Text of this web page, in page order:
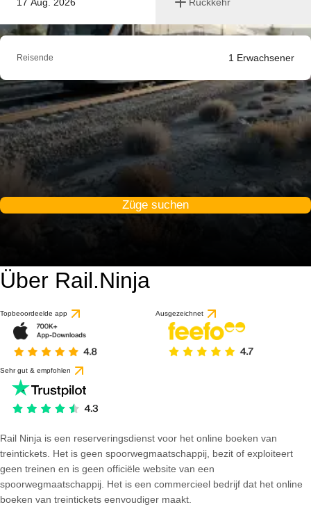
Reisende 1 Erwachsener
Züge suchen
Über Rail.Ninja
Topbeoordeelde app Ausgezeichnet
Sehr gut & empfohlen
Rail Ninja is een reserveringsdienst voor het online boeken van
treintickets. Het is geen spoorwegmaatschappij, bezit of exploiteert
geen treinen en is geen officiële website van een
spoorwegmaatschappij. Het is een commercieel bedrijf dat het online
boeken van treintickets eenvoudiger maakt.